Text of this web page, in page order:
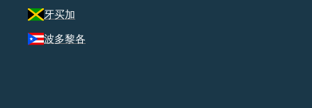
牙买加
波多黎各